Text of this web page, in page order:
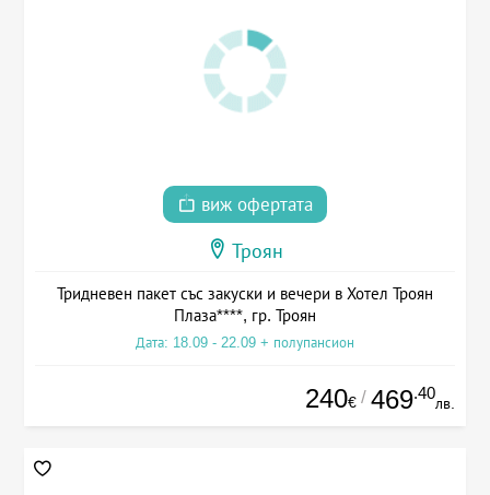
виж офертата
Троян
Тридневен пакет със закуски и вечери в Хотел Троян
Плаза****, гр. Троян
Дата: 18.09 - 22.09 + полупансион
240€ / 469.40
лв.